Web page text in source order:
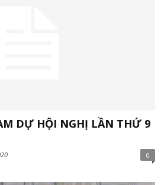
DỰ HỘI NGHỊ LẦN THỨ 9
0